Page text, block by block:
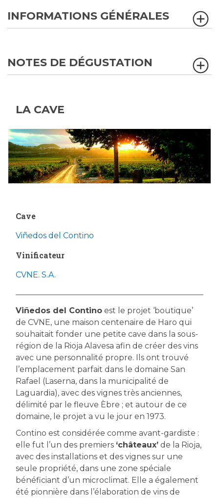
INFORMATIONS GÉNÉRALES
NOTES DE DÉGUSTATION
LA CAVE
Cave
Viñedos del Contino
Vinificateur
CVNE. S.A.
Viñedos del Contino est le projet ‘boutique’
de CVNE, une maison centenaire de Haro qui
souhaitait fonder une petite cave dans la sous-
région de la Rioja Alavesa afin de créer des vins
avec une personnalité propre. Ils ont trouvé
l’emplacement parfait dans le domaine San
Rafael (Laserna, dans la municipalité de
Laguardia), avec des vignes très anciennes,
délimité par le fleuve Èbre ; et autour de ce
domaine, le projet a vu le jour en 1973.
Contino est considérée comme avant-gardiste :
elle fut l’un des premiers ‘châteaux’ de la Rioja,
avec des installations et des vignes sur une
seule propriété, dans une zone spéciale
bénéficiant d’un microclimat. Elle a également
été pionnière dans l’élaboration de vins de